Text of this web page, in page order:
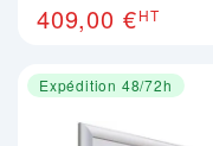
409,00 €HT
Expédition 48/72h